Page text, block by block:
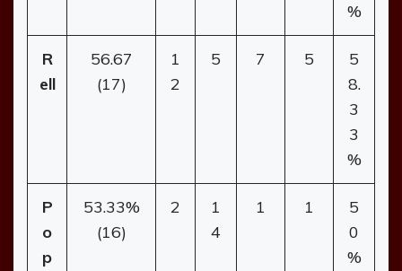
%
R
ell
56.67
(17)
1
2
5 7 5
5
8.
3
3
%
P
o
p
53.33%
(16)
2
1
4
1 1
5
0
%